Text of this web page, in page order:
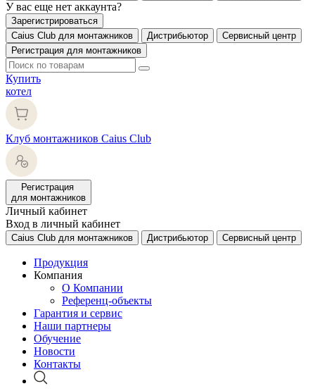
У вас еще нет аккаунта?
Зарегистрироваться
Caius Club для монтажников
Дистрибьютор
Сервисный центр
Регистрация для монтажников
Купить
котел
Клуб монтажников Caius Club
Регистрация
для монтажников
Личный кабинет
Вход в личный кабинет
Caius Club для монтажников Дистрибьютор Сервисный центр
Продукция
Компания
О Компании
Референц-объекты
Гарантия и сервис
Наши партнеры
Обучение
Новости
Контакты